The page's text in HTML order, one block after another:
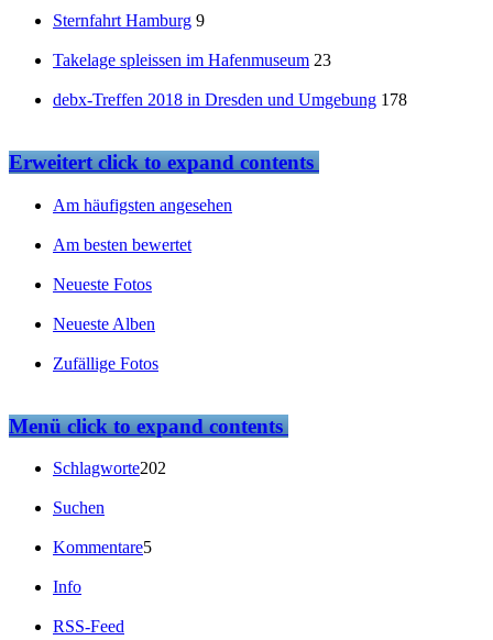
Sternfahrt Hamburg 9
Takelage spleissen im Hafenmuseum 23
debx-Treffen 2018 in Dresden und Umgebung 178
Erweitertclick to expand contents
Am häufigsten angesehen
Am besten bewertet
Neueste Fotos
Neueste Alben
Zufällige Fotos
Menüclick to expand contents
Schlagworte202
Suchen
Kommentare5
Info
RSS-Feed